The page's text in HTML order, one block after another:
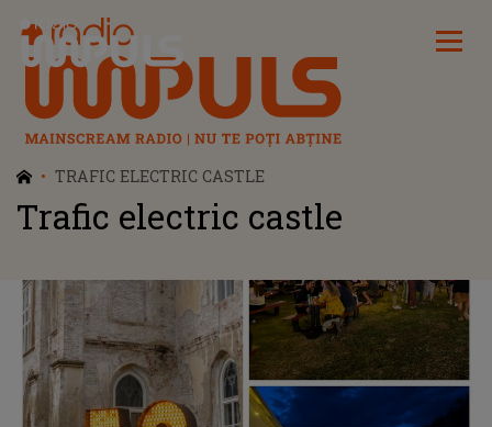
Radio Impuls
TRAFIC ELECTRIC CASTLE
Trafic electric castle